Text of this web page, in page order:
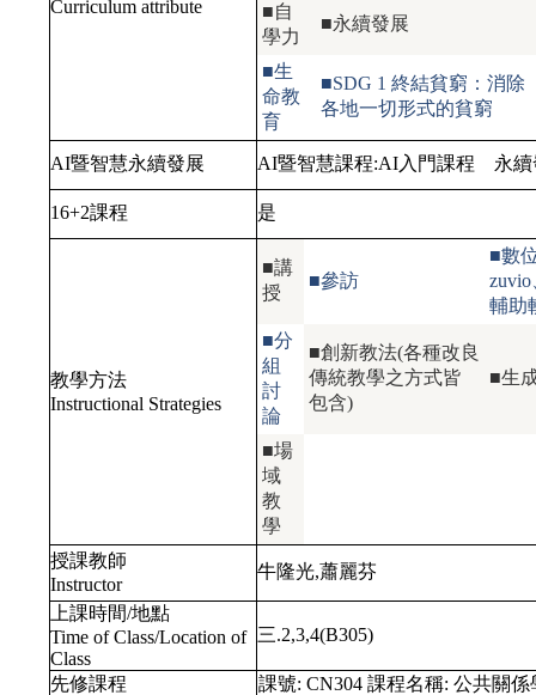
Curriculum attribute
■自
學力
■永續發展
■生
命教
育
■SDG 1 終結貧窮：消除
各地一切形式的貧窮
AI暨智慧永續發展 AI暨智慧課程:AI入門課程 永續
16+2課程 是
教學方法
Instructional Strategies
■講
授
■參訪
■數
輔助
■分
組
討
論
■創新教法(各種改良
傳統教學之方式皆
包含)
■生
■場
域
教
學
授課教師
Instructor
牛隆光,蕭麗芬
上課時間/地點
Time of Class/Location of
Class
三.2,3,4(B305)
先修課程
課號: CN304 課程名稱: 公共關係